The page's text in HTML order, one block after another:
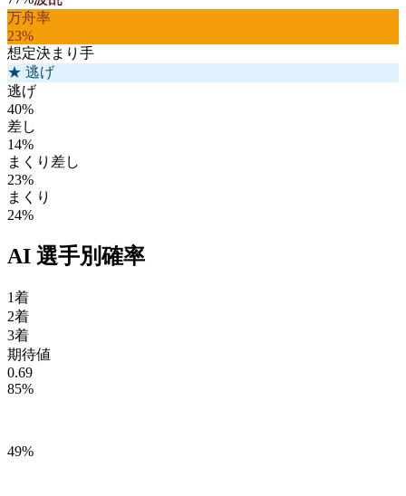
万舟率
23%
想定決まり手
★ 逃げ
逃げ
40%
差し
14%
まくり差し
23%
まくり
24%
AI 選手別確率
1着
2着
3着
期待値
0.69
85%
49%